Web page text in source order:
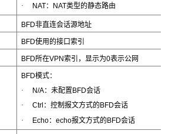
· NAT：NAT类型的静态路由
BFD非直连会话源地址
BFD使用的接口索引
BFD所在VPN索引，显示为0表示公网
BFD模式：
· N/A：未配置BFD会话
· Ctrl：控制报文方式的BFD会话
· Echo：echo报文方式的BFD会话